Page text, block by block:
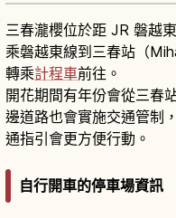
三春瀧櫻位於距 JR 磐越
乘磐越東線到三春站（
轉乘計程車前往。
開花期間有年份會從三春
邊道路也會實施交通管制
通指引會更方便行動。
自行開車的停車場資訊